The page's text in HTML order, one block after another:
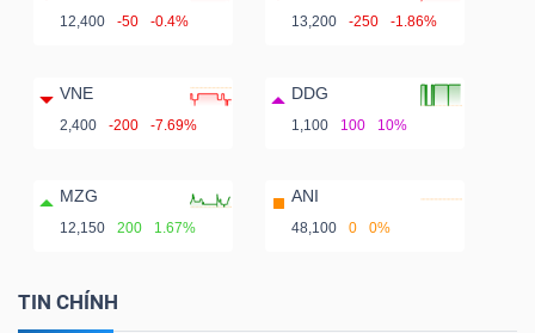
12,400 -50 -0.4% 13,200 -250 -1.86%
VNE
2,400 -200 -7.69%
DDG
1,100 100 10%
MZG
12,150 200 1.67%
ANI
48,100 0 0%
TIN CHÍNH